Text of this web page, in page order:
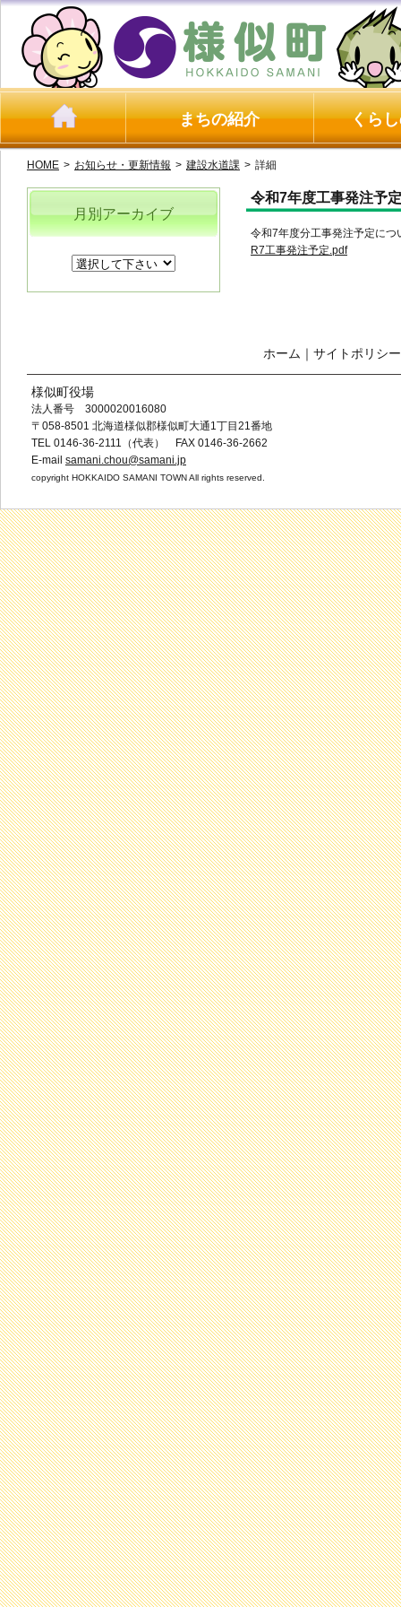
まちの紹介 くら
HOME > お知らせ・更新情報 > 建設水道課 > 詳細
令和7年度工事発注予
令和7年度分工事発注予定につ
R7工事発注予定.pdf
月別アーカイブ
ホーム ｜ サイトポリシー
様似町役場
法人番号 3000020016080
〒058-8501 北海道様似郡様似町大通1丁目21番地
TEL 0146-36-2111（代表） FAX 0146-36-2662
E-mail samani.chou@samani.jp
copyright HOKKAIDO SAMANI TOWN All rights reserved.